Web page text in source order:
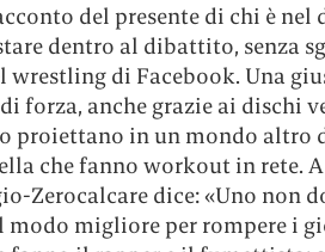
del presente di chi è nel
dentro al dibattito, senza
di Facebook. Una
forza, anche grazie ai dischi
proiettano in un mondo altro
che fanno workout in rete.
Zerocalcare dice: «Uno non
modo migliore per rompere i